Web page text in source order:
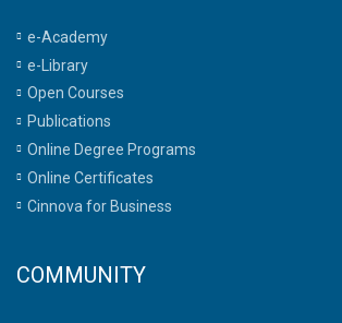
e-Academy
e-Library
Open Courses
Publications
Online Degree Programs
Online Certificates
Cinnova for Business
COMMUNITY